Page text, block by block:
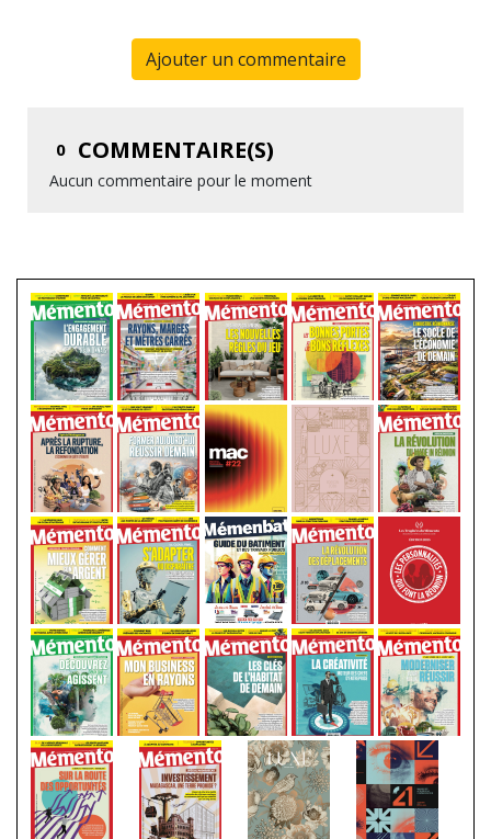
Ajouter un commentaire
0 COMMENTAIRE(S)
Aucun commentaire pour le moment